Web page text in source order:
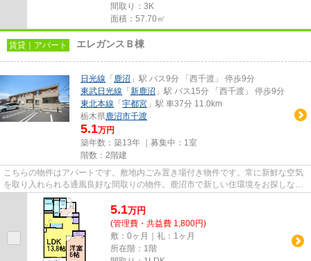
間取り：3K
面積：57.70㎡
賃貸｜アパート エレガンスＢ棟
日光線 「 鹿沼 」駅 バス9分 「西千渡」 停歩9分
東武日光線 「 新鹿沼 」駅 バス15分 「西千渡」 停歩9分
東北本線 「 宇都宮 」駅 車37分 11.0km
栃木県鹿沼市千渡
5.1万円
築年数：築13年 ｜募集中： 1室
階数：2階建
こちらの物件はアパートです。敷地内ごみ置き場付き物件です。常に新鮮な空気
を取り入れられる通風良好な間取りの物件。鹿沼市で新しい住環境をお探しな
ら、日光線鹿沼駅近くでお求め...
5.1万円
(管理費・共益費 1,800円)
敷：0ヶ月｜礼：1ヶ月
所在階：1階